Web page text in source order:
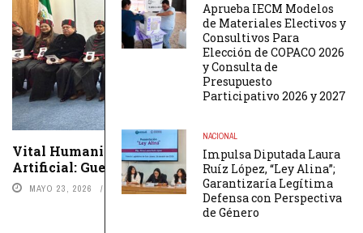
Vital Humanizar el Derecho, Ante la Inteligencia
Artificial: Guerra Alvarez
MAYO 23, 2026 BYREDACCIÓN
Aprueba IECM Modelos
de Materiales Electivos y
Consultivos Para
Elección de COPACO 2026
y Consulta de
Presupuesto
Participativo 2026 y 2027
NACIONAL
Impulsa Diputada Laura
Ruíz López, “Ley Alina”;
Garantizaría Legítima
Defensa con Perspectiva
de Género